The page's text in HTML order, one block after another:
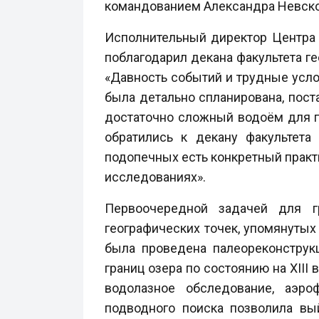
командованием Александра
Исполнительный директор
поблагодарил декана факультета
«Давность событий и трудные
была детально спланирована,
достаточно сложный водоём для
обратились к декану
подопечных есть конкретный
исследованиях».
Первоочередной задачей для
географических точек,
была проведена
границ озера по состоянию на
водолазное обследование,
подводного поиска позволила